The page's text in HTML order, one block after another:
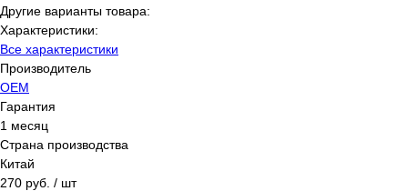
Другие варианты товара:
Характеристики:
Все характеристики
Производитель
OEM
Гарантия
1 месяц
Страна производства
Китай
270 руб. / шт